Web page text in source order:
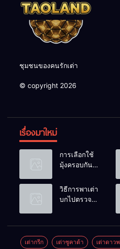
ชุมชนของคนรักเต่า
© copyright 2026
เรื่องมาใหม่
การเลือกใช้
มุ้งครอบกัน
วางไข่ในคอก
เต่า
วิธีการพาเต่า
บกไปตรวจ
เต่ากรีก เต่าซูคาต้า เต่าดาว